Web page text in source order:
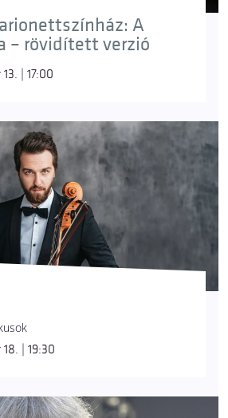
A
– rövidített verzió
| 17:00
| 19:30